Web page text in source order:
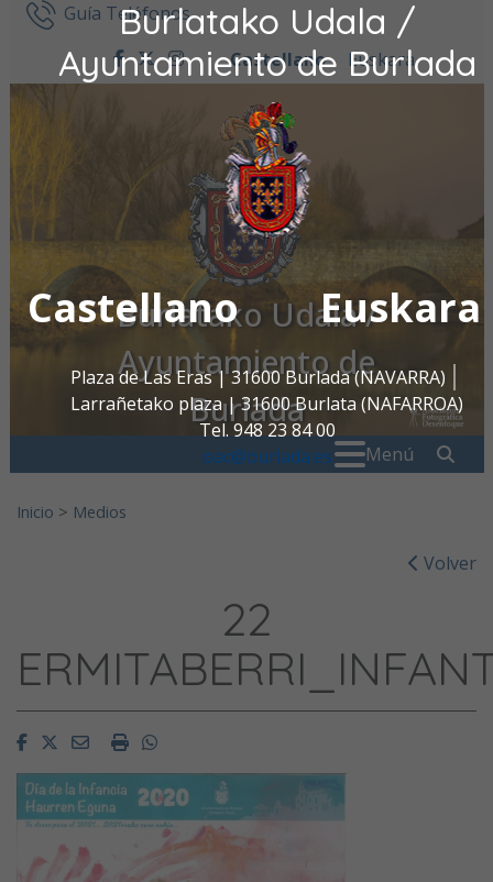
Burlatako Udala /
Ayuntamiento de Burlada
Castellano Euskara
Plaza de Las Eras | 31600 Burlada (NAVARRA)
Larrañetako plaza | 31600 Burlata (NAFARROA)
Tel. 948 23 84 00
oac@burlada.es
Ir al contenidoGuía Teléfonos
facebook
twitter
instagram
Castellano Euskara
Burlatako Udala /
Ayuntamiento de
Burlada
Menú
Inicio > Medios
Volver
22
FacebookTwitterEmailImprimirWhatsapp